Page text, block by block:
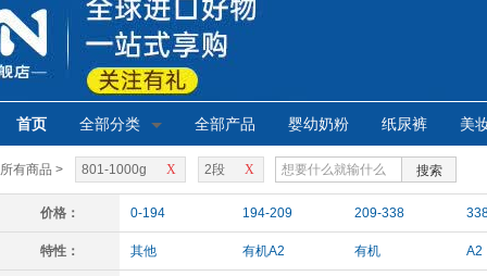
首页 全部分类 全部产品 婴幼奶粉 纸尿裤 美
所有商品 > X
801-1000g X
2段 搜索
价格： 0-194 194-209 209-338
特性： 其他 有机A2 有机 A2